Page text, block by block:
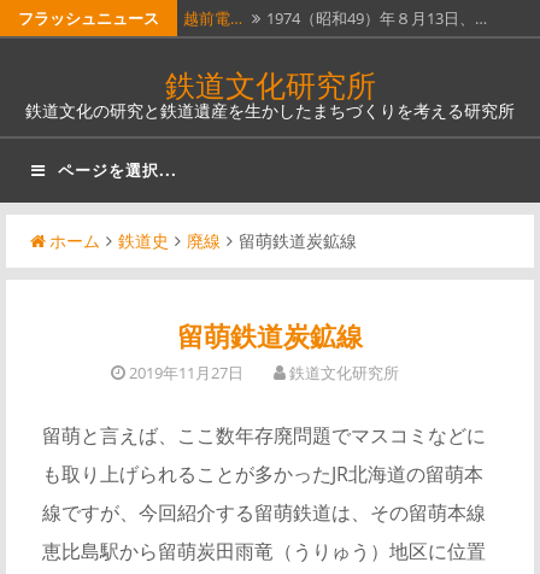
ス
ッ
フラッシュニュース 越前電… 1974（昭和49）年８月13日、…
ホーム… 昭和51年４月１日に全線廃止となっ…
瓦版「… 明治５年（1872）６月12日（旧…
で…
奈良線… JR西日本奈良線稲荷駅は、明治12…
鉄道文化研究所
鉄道文化の研究と鉄道遺産を生かしたまちづくりを考える研究所
ページを選択...
ホーム 鉄道史 廃線 留萌鉄道炭鉱線
留萌鉄道炭鉱線
2019年11月27日 鉄道文化研究所
留萌と言えば、ここ数年存廃問題でマスコミなどに
も取り上げられることが多かったJR北海道の留萌本
線ですが、今回紹介する留萌鉄道は、その留萌本線
恵比島駅から留萌炭田雨竜（うりゅう）地区に位置